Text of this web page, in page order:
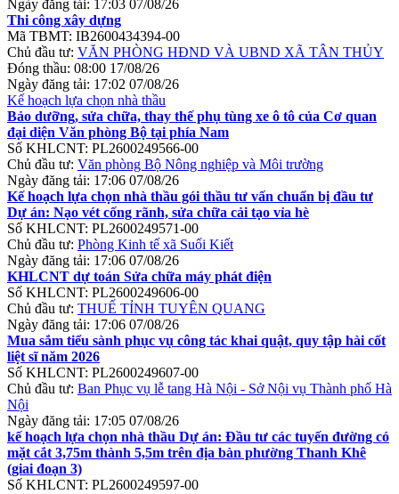
Ngày đăng tải: 17:03 07/08/26
Thi công xây dựng
Mã TBMT: IB2600434394-00
Chủ đầu tư: VĂN PHÒNG HĐND VÀ UBND XÃ TÂN THỦY
Đóng thầu: 08:00 17/08/26
Ngày đăng tải: 17:02 07/08/26
Kế hoạch lựa chọn nhà thầu
Bảo dưỡng, sửa chữa, thay thế phụ tùng xe ô tô của Cơ quan
đại diện Văn phòng Bộ tại phía Nam
Số KHLCNT: PL2600249566-00
Chủ đầu tư: Văn phòng Bộ Nông nghiệp và Môi trường
Ngày đăng tải: 17:06 07/08/26
Kế hoạch lựa chọn nhà thầu gói thầu tư vấn chuẩn bị đầu tư
Dự án: Nạo vét cống rãnh, sửa chữa cải tạo vỉa hè
Số KHLCNT: PL2600249571-00
Chủ đầu tư: Phòng Kinh tế xã Suối Kiết
Ngày đăng tải: 17:06 07/08/26
KHLCNT dự toán Sửa chữa máy phát điện
Số KHLCNT: PL2600249606-00
Chủ đầu tư: THUẾ TỈNH TUYÊN QUANG
Ngày đăng tải: 17:06 07/08/26
Mua sắm tiểu sành phục vụ công tác khai quật, quy tập hài cốt
liệt sĩ năm 2026
Số KHLCNT: PL2600249607-00
Chủ đầu tư: Ban Phục vụ lễ tang Hà Nội - Sở Nội vụ Thành phố Hà
Nội
Ngày đăng tải: 17:05 07/08/26
kế hoạch lựa chọn nhà thầu Dự án: Đầu tư các tuyến đường có
mặt cắt 3,75m thành 5,5m trên địa bàn phường Thanh Khê
(giai đoạn 3)
Số KHLCNT: PL2600249597-00